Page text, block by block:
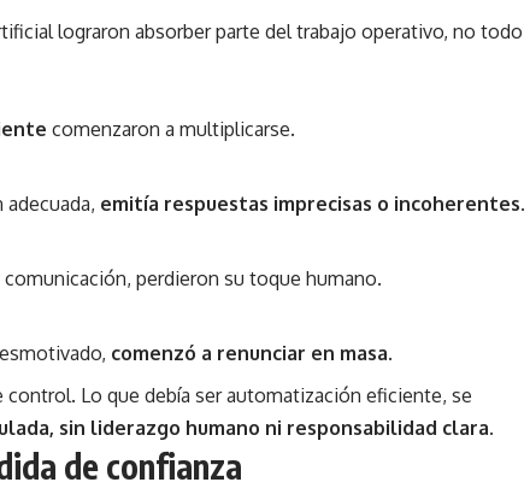
lograron absorber parte del trabajo operativo, no todo
comenzaron a multiplicarse.
emitía respuestas imprecisas o incoherentes.
perdieron su toque humano.
comenzó a renunciar en masa.
control. Lo que debía ser automatización eficiente, se
sin liderazgo humano ni responsabilidad clara.
de confianza